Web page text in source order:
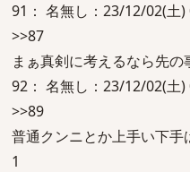
91： 名無し：23/12/02(土)
>>87
まぁ真剣に考えるなら先
92： 名無し：23/12/02(土)
>>89
普通クンニとか上手い下手
1